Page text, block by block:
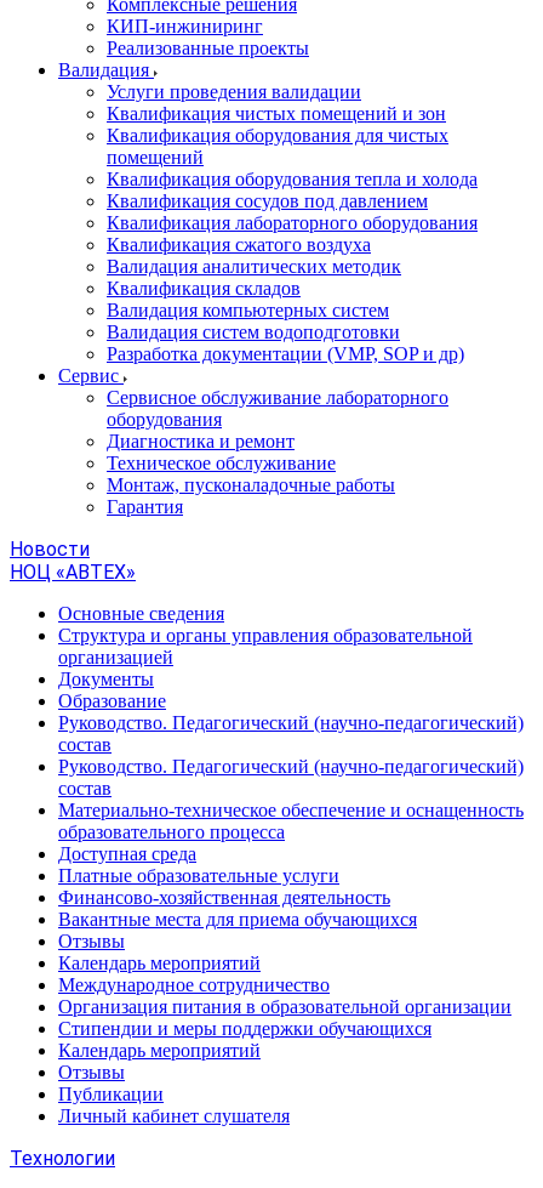
Комплексные решения
КИП-инжиниринг
Реализованные проекты
Валидация
Услуги проведения валидации
Квалификация чистых помещений и зон
Квалификация оборудования для чистых
помещений
Квалификация оборудования тепла и холода
Квалификация сосудов под давлением
Квалификация лабораторного оборудования
Квалификация сжатого воздуха
Валидация аналитических методик
Квалификация складов
Валидация компьютерных систем
Валидация систем водоподготовки
Разработка документации (VMP, SOP и др)
Cервис
Сервисное обслуживание лабораторного
оборудования
Диагностика и ремонт
Техническое обслуживание
Монтаж, пусконаладочные работы
Гарантия
Новости
НОЦ «АВТЕХ»
Основные сведения
Структура и органы управления образовательной
организацией
Документы
Образование
Руководство. Педагогический (научно-педагогический)
состав
Руководство. Педагогический (научно-педагогический)
состав
Материально-техническое обеспечение и оснащенность
образовательного процесса
Доступная среда
Платные образовательные услуги
Финансово-хозяйственная деятельность
Вакантные места для приема обучающихся
Отзывы
Календарь мероприятий
Международное сотрудничество
Организация питания в образовательной организации
Стипендии и меры поддержки обучающихся
Календарь мероприятий
Отзывы
Публикации
Личный кабинет слушателя
Технологии